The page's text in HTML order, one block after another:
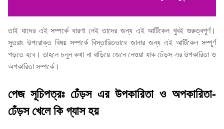
তাই যাদের এই সম্পর্কে ধারণা নেই তাদের জন্য এই আর্টিকেল খুবই গুরুত্বপূর্ণ।
সুতরাং উপরোক্ত বিষয় সম্পর্কে বিস্তারিতভাবে জানার জন্য এই আর্টিকেল সম্পূর্ণ
পড়তে হবে। তাহলে চলুন কথা না বাড়িয়ে জেনে নেওয়া যাক ঢেঁড়স এর উপকারিতা ও
অপকারিতা সম্পর্কে।
পেজ সূচিপত্রঃ ঢেঁড়স এর উপকারিতা ও অপকারিতা-
ঢেঁড়স খেলে কি গ্যাস হয়